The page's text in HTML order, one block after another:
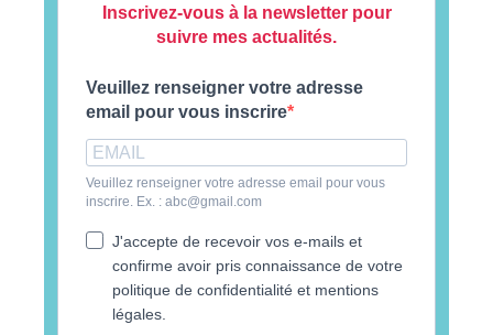
Inscrivez-vous à la newsletter pour
suivre mes actualités.
Veuillez renseigner votre adresse
email pour vous inscrire
Veuillez renseigner votre adresse email pour vous
inscrire. Ex. : abc@gmail.com
J'accepte de recevoir vos e-mails et
confirme avoir pris connaissance de votre
politique de confidentialité et mentions
légales.